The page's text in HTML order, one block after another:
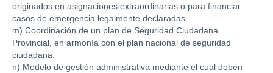
originados en asignaciones extraordinarias o para financiar
casos de emergencia legalmente declaradas.
m) Coordinación de un plan de Seguridad Ciudadana
Provincial, en armonía con el plan nacional de seguridad
ciudadana.
n) Modelo de gestión administrativa mediante el cual deben